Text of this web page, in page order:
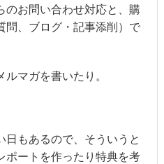
のお問い合わせ対応と、購
問、ブログ・記事添削）で
マガを書いたり。
日もあるので、そういうと
ポートを作ったり特典を考